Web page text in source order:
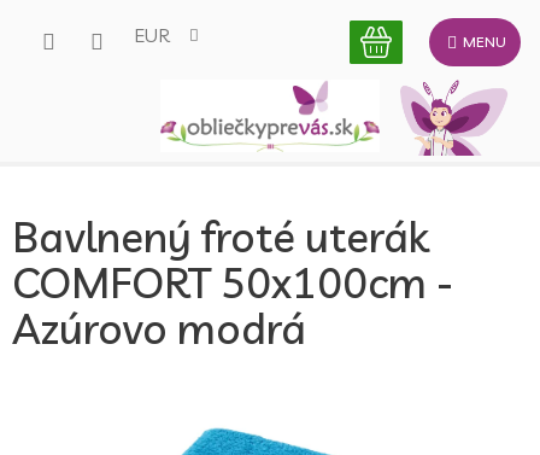
EUR
Bavlnený froté uterák
COMFORT 50x100cm -
Azúrovo modrá